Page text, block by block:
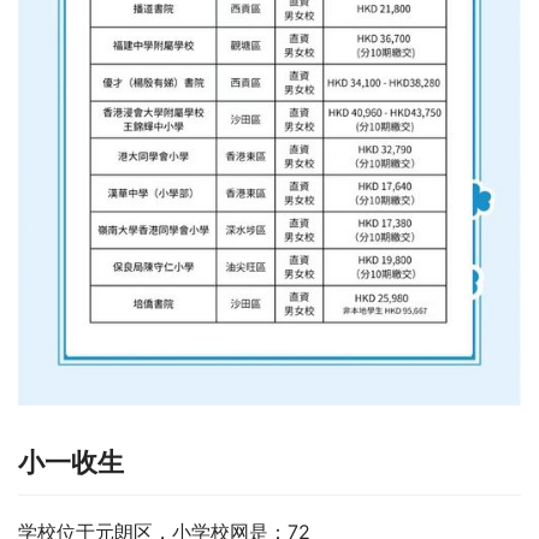
小一收生
学校位于元朗区，小学校网是：72